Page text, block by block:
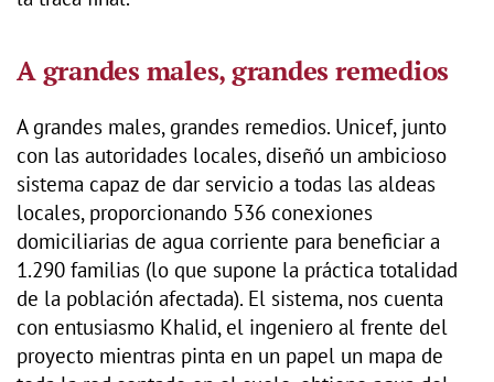
A grandes males, grandes remedios
A grandes males, grandes remedios. Unicef, junto
con las autoridades locales, diseñó un ambicioso
sistema capaz de dar servicio a todas las aldeas
locales, proporcionando 536 conexiones
domiciliarias de agua corriente para beneficiar a
1.290 familias (lo que supone la práctica totalidad
de la población afectada). El sistema, nos cuenta
con entusiasmo Khalid, el ingeniero al frente del
proyecto mientras pinta en un papel un mapa de